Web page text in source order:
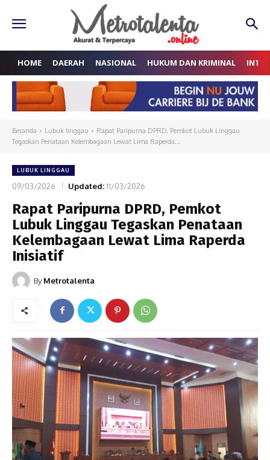
HOME DAERAH NASIONAL HUKUM DAN KRIMINAL
Beranda Lubuk linggau
Rapat Paripurna DPRD, Pemkot Lubuk Linggau
Tegaskan Penataan Kelembagaan Lewat Lima Raperda...
LUBUK LINGGAU
09/03/2026 Updated:11/03/2026
Rapat Paripurna DPRD, Pemkot
Lubuk Linggau Tegaskan Penataan
Kelembagaan Lewat Lima Raperda
Inisiatif
By Metrotalenta